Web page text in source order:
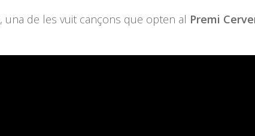
, una de les vuit cançons que opten al Premi